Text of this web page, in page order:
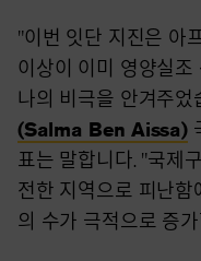
"이번 잇단 지진은 아
이상이 이미 영양실
나의 비극을 안겨주었
(Salma Ben Aissa)
표는 말합니다. "국제
전한 지역으로 피난
의 수가 극적으로 증